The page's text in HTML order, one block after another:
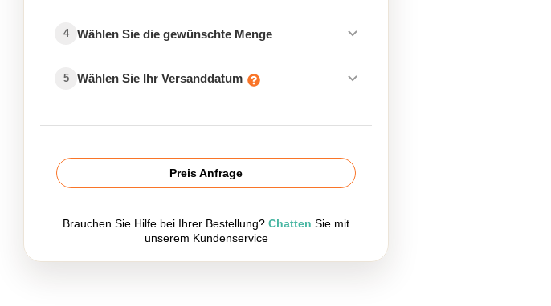
4 Wählen Sie die gewünschte Menge
5 Wählen Sie Ihr Versanddatum
Preis Anfrage
Brauchen Sie Hilfe bei Ihrer Bestellung? Chatten Sie mit
unserem Kundenservice